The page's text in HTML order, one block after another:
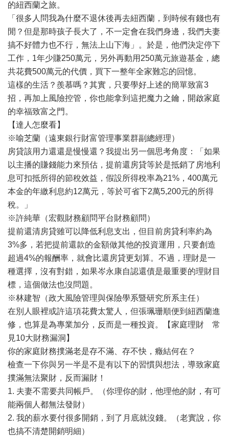
的紐西蘭之旅。
「很多人問我為什麼不退休後再去紐西蘭，到時候有錢也有
閒？但是那時孩子長大了，不一定會在我們身邊，我們夫妻
搞不好體力也不行，無法上山下海」。於是，他們決定停下
工作，1年少賺250萬元，另外再動用250萬元旅遊基金，總
共花費500萬元的代價，買下一整年全家難忘的回憶。
這樣的生活？羨慕嗎？其實，只要學好上述的簡單致富3
招，再加上風險控管，你也能拿到這把魔力之鑰，開啟家庭
的幸福致富之門。
【達人怎麼看】
※喻芝蘭（遠東銀行財富管理事業群副總經理）
房貸該用力還還是慢慢還？我提出另一個思考角度：「如果
以主播的賺錢能力來預估，提前還房貸等於是抵銷了房地利
息可扣抵所得的節稅效益，假設所得稅率為21%，400萬元
本金的年繳利息約12萬元，等於可省下2萬5,200元的所得
稅。」
※許純華（宏觀財務顧問平台財務顧問）
提前還清房貸雖可以降低利息支出，但目前房貸利率約為
3%多，若把提前還款的金額做其他的投資運用，只要創造
超過4%的報酬率，就會比還房貸更划算。不過，理財是一
種選擇，沒有對錯，如果岑永康自認還債是最重要的理財目
標，這個做法也沒問題。
※林建智（政大風險管理與保險學系暨研究所系主任）
在別人眼裡或許這項花費太驚人，但張珮珊順便到紐西蘭進
修，也算是為專業加分，反而是一種投資。【家庭理財 常
見10大財務漏洞】
你的家庭財務撲滿老是存不滿、存不快，癥結何在？
檢查一下你與另一半是不是有以下的習慣與想法，導致家庭
撲滿無法聚財，反而漏財！
1. 夫妻不需要共同帳戶。（你理你的財，他理他的財，有可
能兩個人都無法發財）
2. 我的薪水要付很多開銷，到了月底就沒錢。（老實說，你
也搞不清楚開銷明細）